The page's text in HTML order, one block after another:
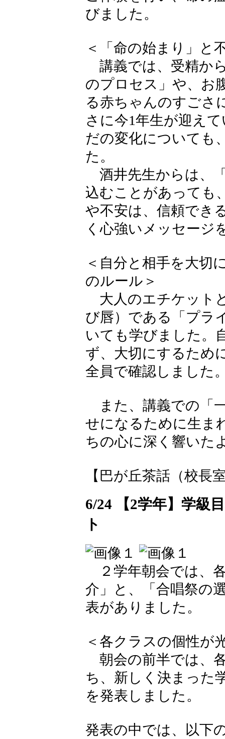
びました。
＜「命の始まり」と
講義では、受精か
のプロセス」や、お
る赤ちゃんのすごさ
さに今1年生が迎え
だの変化についても
た。
酒井先生からは、
込むことがあっても
や不安は、信頼でき
く心強いメッセージ
＜自分と相手を大切
のルール＞
大人のエチケット
び唇）である「プラ
いても学びました。
ず、大切にするため
全員で確認しました
また、講義での「
せになるために生ま
ちの心に深く響いた
【巴が丘茶話（校長
6/24 【2学年】学級
ト
２学年朝会では、
介」と、「合唱祭の
表がありました。
＜各クラスの個性が
朝会の前半では、
ち、新しく決まった
を発表しました。
発表の中では、以下